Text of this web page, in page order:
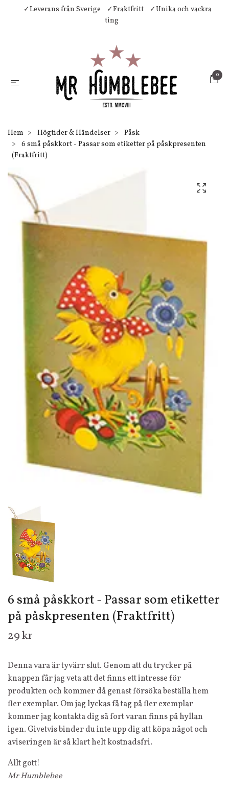
✓Leverans från Sverige ✓Fraktfritt
✓Unika och vackra
ting
0
Hem Högtider & Händelser
Påsk
6 små påskkort - Passar som etiketter på påskpresenten
(Fraktfritt)
6 små påskkort - Passar som etiketter
på påskpresenten (Fraktfritt)
29 kr
Denna vara är tyvärr slut. Genom att du trycker på
knappen får jag veta att det finns ett intresse för
produkten och kommer då genast försöka beställa hem
fler exemplar. Om jag lyckas få tag på fler exemplar
kommer jag kontakta dig så fort varan finns på hyllan
igen. Givetvis binder du inte upp dig att köpa något och
aviseringen är så klart helt kostnadsfri.
Allt gott!
Mr Humblebee